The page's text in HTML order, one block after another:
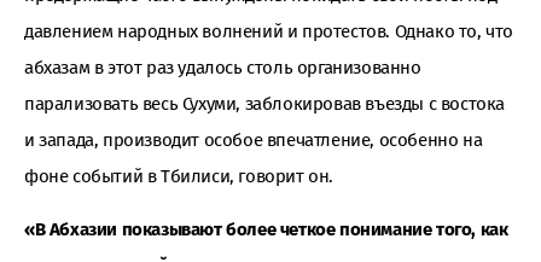
давлением народных волнений и протестов. Однако то, что
абхазам в этот раз удалось столь организованно
парализовать весь Сухуми, заблокировав въезды с востока
и запада, производит особое впечатление, особенно на
фоне событий в Тбилиси, говорит он.
«В Абхазии показывают более четкое понимание того, как